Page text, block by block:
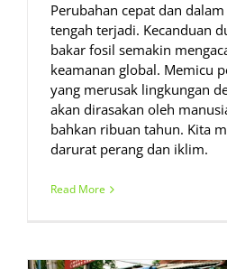
Perubahan cepat dan
tengah terjadi. Kecanduan
bakar fosil semakin
keamanan global. Memicu
yang merusak lingkungan
akan dirasakan oleh
bahkan ribuan tahun. Kita
darurat perang dan iklim.
Read More